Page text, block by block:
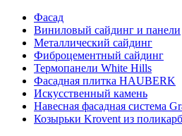
Фасад
Виниловый сайдинг и панели
Металлический сайдинг
Фиброцементный сайдинг
Термопанели White Hills
Фасадная плитка HAUBERK
Искусственный камень
Навесная фасадная система
Козырьки Krovent из